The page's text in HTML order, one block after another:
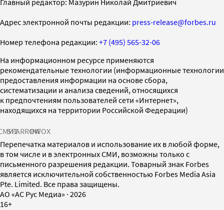
Главный редактор: Мазурин Николай Дмитриевич
Адрес электронной почты редакции: press-release@forbes.ru
Номер телефона редакции: +7 (495) 565-32-06
На информационном ресурсе применяются
рекомендательные технологии (информационные технологии
предоставления информации на основе сбора,
систематизации и анализа сведений, относящихся
к предпочтениям пользователей сети «Интернет»,
находящихся на территории Российской Федерации)
SPARROWINFOX
Перепечатка материалов и использование их в любой форме,
в том числе и в электронных СМИ, возможны только с
письменного разрешения редакции. Товарный знак Forbes
является исключительной собственностью Forbes Media Asia
Pte. Limited. Все права защищены.
AO «АС Рус Медиа» · 2026
16+